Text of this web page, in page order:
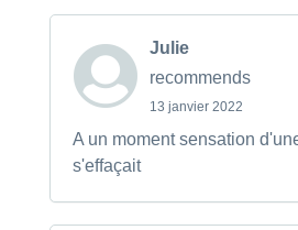
Julie
recommends
13 janvier 2022
A un moment sensation
s'effaçait